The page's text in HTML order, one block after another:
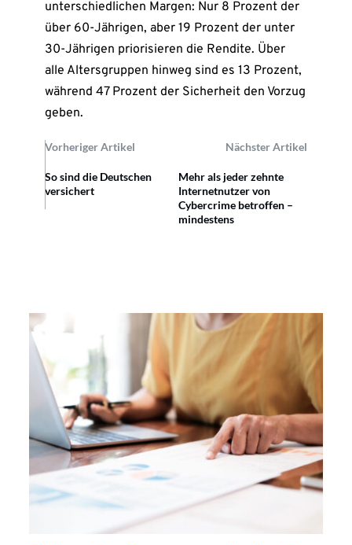
unterschiedlichen Margen: Nur 8 Prozent der
über 60-Jährigen, aber 19 Prozent der unter
30-Jährigen priorisieren die Rendite. Über
alle Altersgruppen hinweg sind es 13 Prozent,
während 47 Prozent der Sicherheit den Vorzug
geben.
Vorheriger Artikel Nächster Artikel
So sind die Deutschen
versichert
Mehr als jeder zehnte
Internetnutzer von
Cybercrime betroffen –
mindestens